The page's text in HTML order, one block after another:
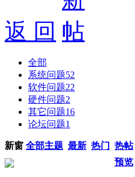
返 回
全部
系统问题52
软件问题22
硬件问题2
其它问题16
论坛问题1
新窗 全部主题 最新 热门 热帖
预览